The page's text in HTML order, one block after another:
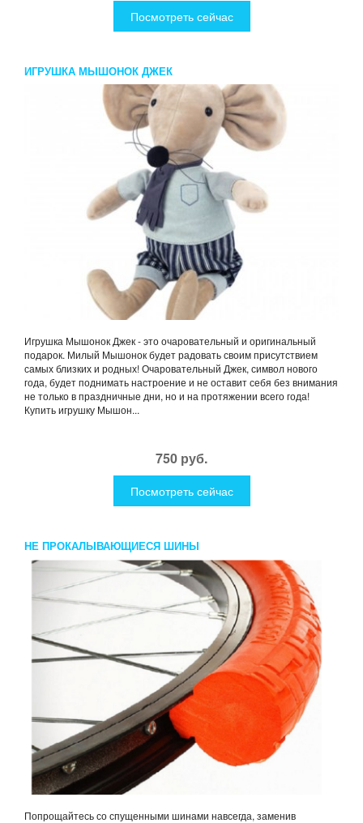
Посмотреть сейчас
ИГРУШКА МЫШОНОК ДЖЕК
Игрушка Мышонок Джек - это очаровательный и оригинальный
подарок. Милый Мышонок будет радовать своим присутствием
самых близких и родных! Очаровательный Джек, символ нового
года, будет поднимать настроение и не оставит себя без внимания
не только в праздничные дни, но и на протяжении всего года!
Купить игрушку Мышон...
750 руб.
Посмотреть сейчас
НЕ ПРОКАЛЫВАЮЩИЕСЯ ШИНЫ
Попрощайтесь со спущенными шинами навсегда, заменив